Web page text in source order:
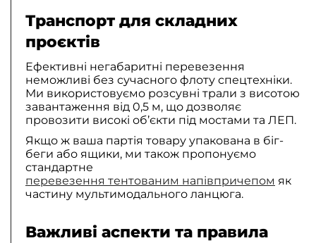
Транспорт для складних
проєктів
Ефективні негабаритні перевезення
неможливі без сучасного флоту спецтехніки.
Ми використовуємо розсувні трали з висотою
завантаження від 0,5 м, що дозволяє
провозити високі об’єкти під мостами та ЛЕП.
Якщо ж ваша партія товару упакована в біг-
беги або ящики, ми також пропонуємо
стандартне
перевезення тентованим напівпричепом як
частину мультимодального ланцюга.
Важливі аспекти та правила